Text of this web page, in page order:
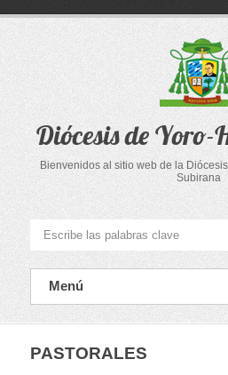
Diócesis de Yoro-
Bienvenidos al sitio web de la
Subirana
Menú
PASTORALES